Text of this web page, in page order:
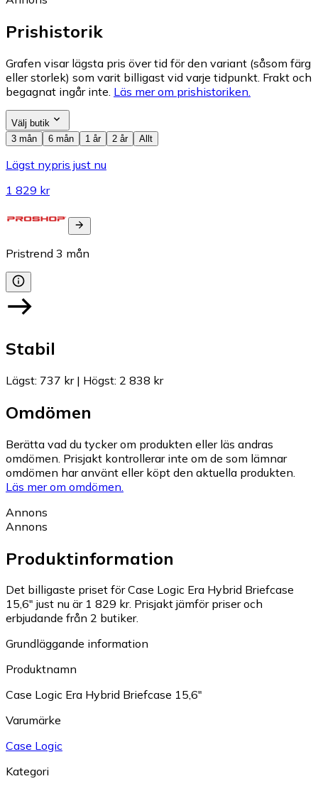
Prishistorik
Grafen visar lägsta pris över tid för den variant (såsom färg
eller storlek) som varit billigast vid varje tidpunkt. Frakt och
begagnat ingår inte. Läs mer om prishistoriken.
Välj butik
3 mån
6 mån 1 år 2 år Allt
Lägst nypris just nu
1 829 kr
Pristrend 3 mån
Stabil
Lägst: 737 kr| Högst: 2 838 kr
Omdömen
Berätta vad du tycker om produkten eller läs andras
omdömen. Prisjakt kontrollerar inte om de som lämnar
omdömen har använt eller köpt den aktuella produkten.
Läs mer om omdömen.
Annons
Annons
Produktinformation
Det billigaste priset för Case Logic Era Hybrid Briefcase
15,6" just nu är 1 829 kr. Prisjakt jämför priser och
erbjudande från 2 butiker.
Grundläggande information
Produktnamn
Case Logic Era Hybrid Briefcase 15,6"
Varumärke
Case Logic
Kategori